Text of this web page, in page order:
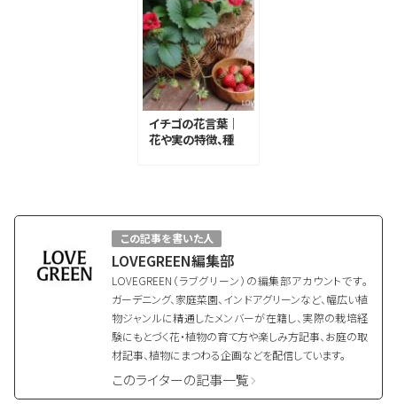
イチゴの花言葉｜
花や実の特徴、種
この記事を書いた人
LOVEGREEN編集部
LOVEGREEN（ラブグリーン）の編集部アカウントです。
ガーデニング、家庭菜園、インドアグリーンなど、幅広い植
物ジャンルに精通したメンバーが在籍し、実際の栽培経
験にもとづく花・植物の育て方や楽しみ方記事、お庭の取
材記事、植物にまつわる企画などを配信しています。
このライターの記事一覧